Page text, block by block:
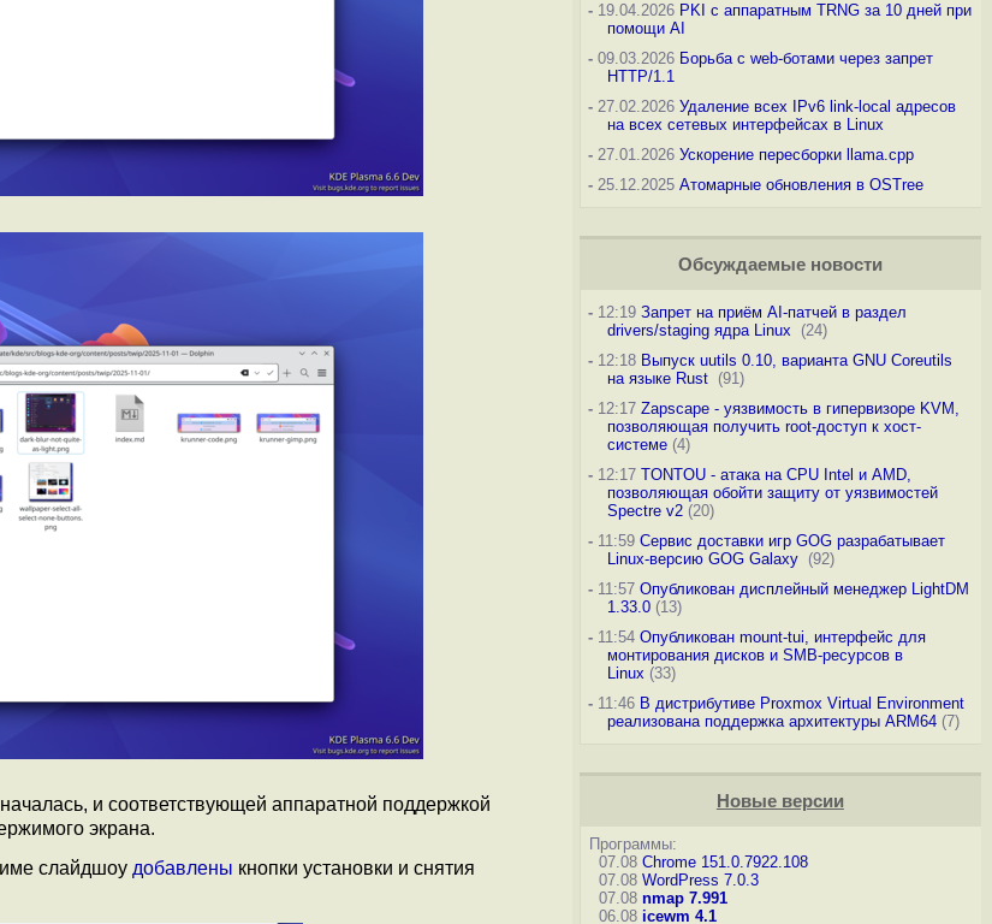
и соответствующей аппаратной поддержкой
экрана.
слайдшоу добавлены кнопки установки и снятия
-19.04.2026 PKI с аппаратным TRNG за 10 дней при
помощи AI
-09.03.2026 Борьба с web-ботами через запрет
HTTP/1.1
-27.02.2026 Удаление всех IPv6 link-local адресов
на всех сетевых интерфейсах в Linux
-27.01.2026 Ускорение пересборки llama.cpp
-25.12.2025 Атомарные обновления в OSTree
Обсуждаемые новости
-12:19 Запрет на приём AI-патчей в раздел
drivers/staging ядра Linux
(24)
-12:18 Выпуск uutils 0.10, варианта GNU Coreutils
на языке Rust (91)
-12:17 Zapscape - уязвимость в гипервизоре KVM,
позволяющая получить root-доступ к хост-
системе(4)
-12:17 TONTOU - атака на CPU Intel и AMD,
позволяющая обойти защиту от уязвимостей
Spectre v2(20)
-11:59 Сервис доставки игр GOG разрабатывает
Linux-версию GOG Galaxy (92)
-11:57 Опубликован дисплейный менеджер LightDM
1.33.0(13)
-11:54 Опубликован mount-tui, интерфейс для
монтирования дисков и SMB-ресурсов в
Linux (33)
-11:46 В дистрибутиве Proxmox Virtual Environment
реализована поддержка архитектуры ARM64(7)
Новые версии
Программы:
07.08 Chrome 151.0.7922.108
07.08 WordPress 7.0.3
07.08 nmap 7.991
06.08 icewm 4.1